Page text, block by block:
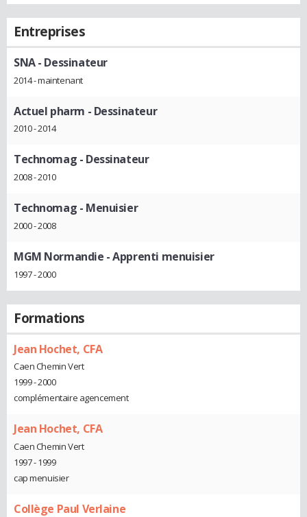
Entreprises
SNA- Dessinateur
2014 - maintenant
Actuel pharm - Dessinateur
2010 - 2014
Technomag - Dessinateur
2008 - 2010
Technomag - Menuisier
2000 - 2008
MGM Normandie - Apprenti menuisier
1997 - 2000
Formations
Jean Hochet, CFA
Caen Chemin Vert
1999 - 2000
complémentaire agencement
Jean Hochet, CFA
Caen Chemin Vert
1997 - 1999
cap menuisier
Collège Paul Verlaine